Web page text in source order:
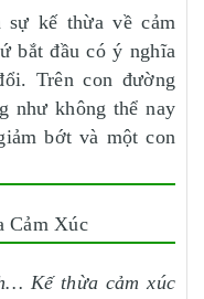
sự kế thừa về cảm
bắt đầu có ý nghĩa
Trên con đường
như không thể nay
bớt và một con
Cảm Xúc
Kế thừa cảm xúc